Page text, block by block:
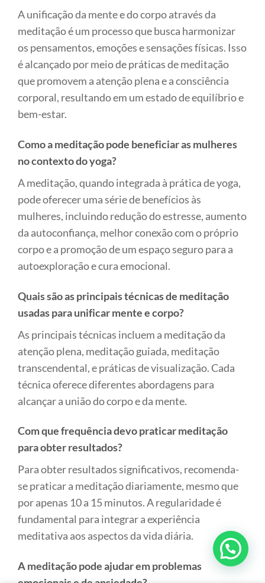
A unificação da mente e do corpo através da
meditação é um processo que busca harmonizar
os pensamentos, emoções e sensações físicas. Isso
é alcançado por meio de práticas de meditação
que promovem a atenção plena e a consciência
corporal, resultando em um estado de equilíbrio e
bem-estar.
Como a meditação pode beneficiar as mulheres
no contexto do yoga?
A meditação, quando integrada à prática de yoga,
pode oferecer uma série de benefícios às
mulheres, incluindo redução do estresse, aumento
da autoconfiança, melhor conexão com o próprio
corpo e a promoção de um espaço seguro para a
autoexploração e cura emocional.
Quais são as principais técnicas de meditação
usadas para unificar mente e corpo?
As principais técnicas incluem a meditação da
atenção plena, meditação guiada, meditação
transcendental, e práticas de visualização. Cada
técnica oferece diferentes abordagens para
alcançar a união do corpo e da mente.
Com que frequência devo praticar meditação
para obter resultados?
Para obter resultados significativos, recomenda-
se praticar a meditação diariamente, mesmo que
por apenas 10 a 15 minutos. A regularidade é
fundamental para integrar a experiência
meditativa aos aspectos da vida diária.
A meditação pode ajudar em problemas